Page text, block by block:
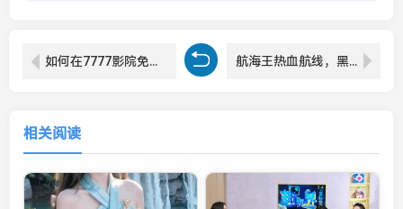
如何在7777影院免费观看热门电视剧？看这些详细解析！ 航海王热血航线，黑足山智技能连招如何演变？教学专题揭秘！
相关阅读